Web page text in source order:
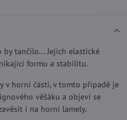
tančilo... Jejich elastické
formu a stabilitu.
v horní části, v tomto případě je
věšáku a objeví se
i na horní lamely.